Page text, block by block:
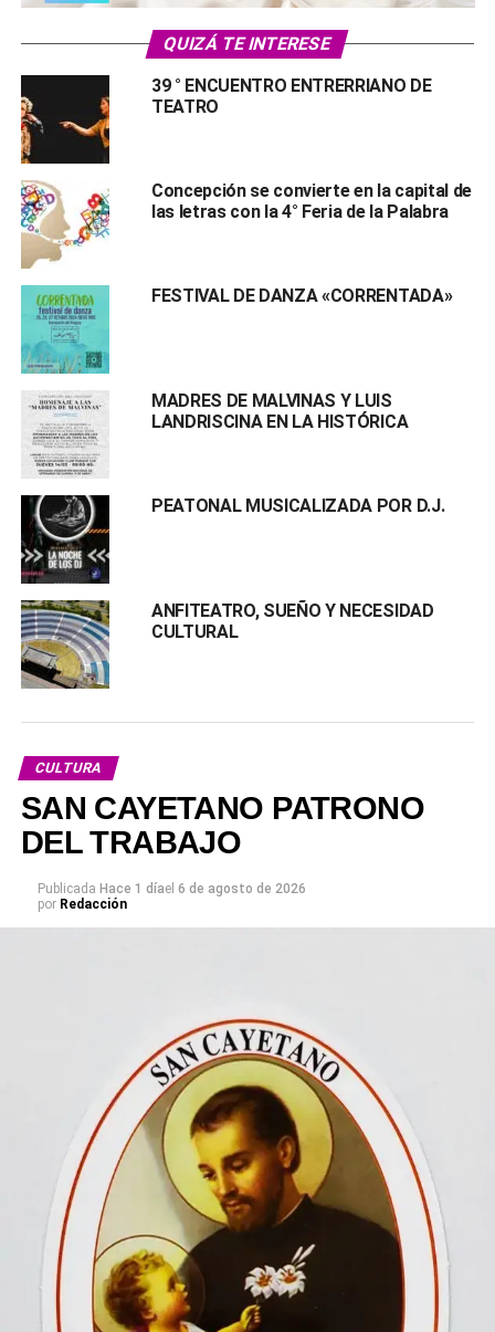
QUIZÁ TE INTERESE
39 ° ENCUENTRO ENTRERRIANO DE
TEATRO
Concepción se convierte en la capital de
las letras con la 4° Feria de la Palabra
FESTIVAL DE DANZA «CORRENTADA»
MADRES DE MALVINAS Y LUIS
LANDRISCINA EN LA HISTÓRICA
PEATONAL MUSICALIZADA POR D.J.
ANFITEATRO, SUEÑO Y NECESIDAD
CULTURAL
CULTURA
SAN CAYETANO PATRONO
DEL TRABAJO
Publicada Hace 1 díael 6 de agosto de 2026
por Redacción